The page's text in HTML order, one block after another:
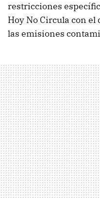
restricciones
Hoy No Circula con
las emisiones